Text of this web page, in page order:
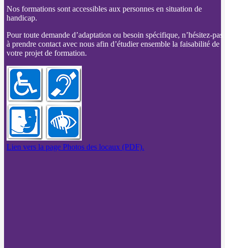
Nos formations sont accessibles aux personnes en situation de
handicap.
Pour toute demande d’adaptation ou besoin spécifique, n’hésitez-pas
à prendre contact avec nous afin d’étudier ensemble la faisabilité de
votre projet de formation.
Lien vers la page Photos des locaux (PDF).